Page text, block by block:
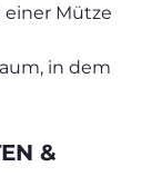
einer Mütze
in dem
&